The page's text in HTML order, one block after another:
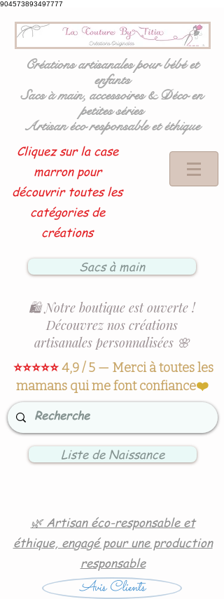
904573893497777
Créations artisanales pour bébé et
enfants
Sacs à main, accessoires & Déco en
petites séries
Artisan éco responsable et éthique
Cliquez sur la case
marron pour
découvrir toutes les
catégories de
créations
Sacs à main
🛍️ Notre boutique est ouverte !
Découvrez nos créations
artisanales personnalisées 🌸
⭐⭐⭐⭐⭐4,9 / 5 — Merci à toutes les
mamans qui me font confiance❤️
Liste de Naissance
🌿 Artisan éco-responsable et
éthique, engagé pour une production
responsable
Avis Clients